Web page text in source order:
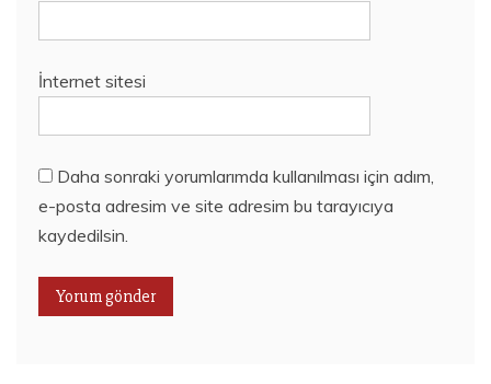
İnternet sitesi
Daha sonraki yorumlarımda kullanılması için adım,
e-posta adresim ve site adresim bu tarayıcıya
kaydedilsin.